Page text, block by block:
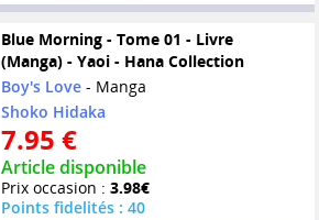
Blue Morning - Tome 01 - Livre
(Manga) - Yaoi - Hana Collection
Boy's Love- Manga
Shoko Hidaka
7.95 €
Article disponible
Prix occasion : 3.98€
Points fidelités : 40